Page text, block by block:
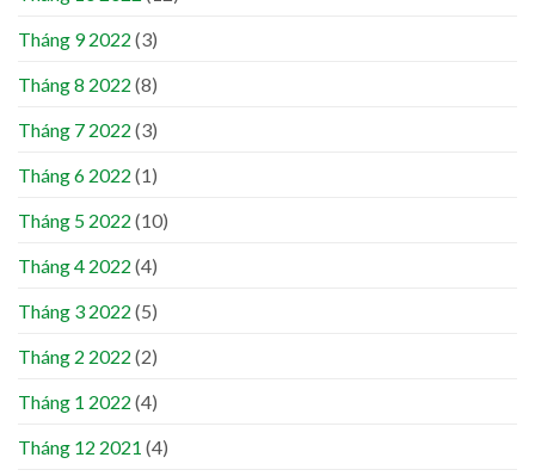
Tháng 9 2022 (3)
Tháng 8 2022 (8)
Tháng 7 2022 (3)
Tháng 6 2022 (1)
Tháng 5 2022 (10)
Tháng 4 2022 (4)
Tháng 3 2022 (5)
Tháng 2 2022 (2)
Tháng 1 2022 (4)
Tháng 12 2021 (4)